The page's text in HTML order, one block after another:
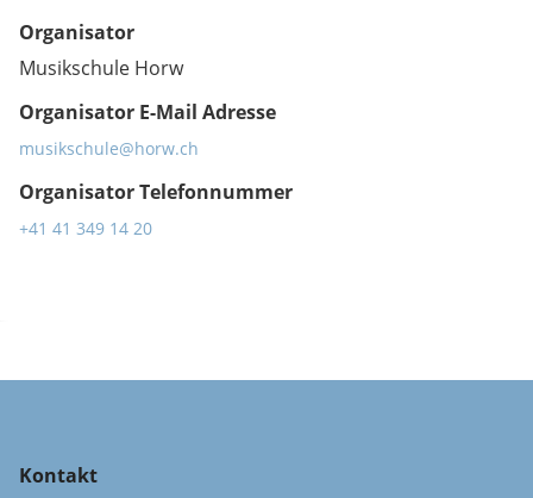
Organisator
Musikschule Horw
Organisator E-Mail Adresse
musikschule@horw.ch
Organisator Telefonnummer
+41 41 349 14 20
Kontakt